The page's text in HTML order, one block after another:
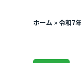
ホーム »令和7